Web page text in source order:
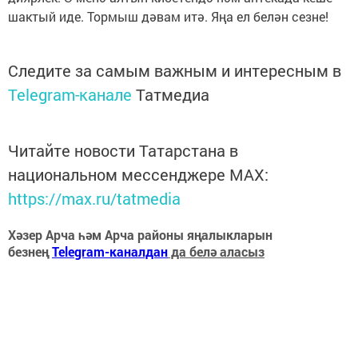
шактый иде. Тормыш дәвам итә. Яңа ел белән сезне!
Следите за самым важным и интересным в
Telegram-канале Татмедиа
Читайте новости Татарстана в
национальном мессенджере MАХ:
https://max.ru/tatmedia
Хәзер Арча һәм Арча районы яңалыкларын
безнеңTelegram-каналданда белә аласыз